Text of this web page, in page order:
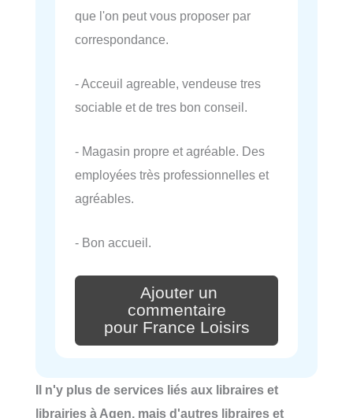
que l'on peut vous proposer par
correspondance.
- Acceuil agreable, vendeuse tres
sociable et de tres bon conseil.
- Magasin propre et agréable. Des
employées très professionnelles et
agréables.
- Bon accueil.
Ajouter un
commentaire
pour France Loisirs
Il n'y plus de services liés aux libraires et
librairies à Agen, mais d'autres libraires et